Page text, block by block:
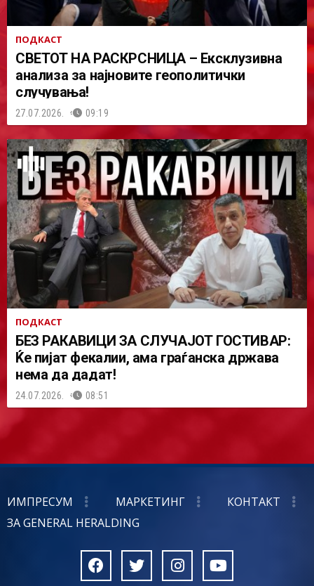
ПОДКАСТ
СВЕТОТ НА РАСКРСНИЦА – Ексклузивна
анализа за најновите геополитички
случувања!
27.07.2026. 09:19
ПОДКАСТ
БЕЗ РАКАВИЦИ ЗА СЛУЧАЈОТ ГОСТИВАР:
Ќе пијат фекалии, ама граѓанска држава
нема да дадат!
24.07.2026. 08:51
ИМПРЕСУМ МАРКЕТИНГ
КОНТАКТ
ЗА GENERAL HERALDING